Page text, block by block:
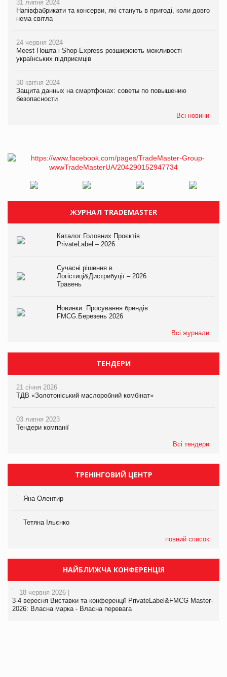
31 липня 2024
Напівфабрикати та консерви, які стануть в пригоді, коли довго
нема світла
24 червня 2024
Meest Пошта і Shop-Express розширюють можливості
українських підприємців
30 квітня 2024
Защита данных на смартфонах: советы по повышению
безопасности
Всі новини
ЖУРНАЛ TRADEMASTER
Каталог Головних Проєктів
PrivateLabel – 2026
Сучасні рішення в
Логістиці&Дистрибуції – 2026.
Травень
Новинки. Просування брендів
FMCG.Березень 2026
Всі журнали
ТЕНДЕРИ
21 січня 2026
ТДВ «Золотоніський маслоробний комбінат»
03 липня 2023
Тендери компанії
Всі тендери
ТРЕНІНГОВИЙ ЦЕНТР
Яна Олентир
Тетяна Ільєнко
повний список
НАЙБЛИЖЧА КОНФЕРЕНЦІЯ
18 червня 2026 |
3-4 вересня Виставки та конференції PrivateLabel&FMCG Master-
2026: Власна марка - Власна перевага